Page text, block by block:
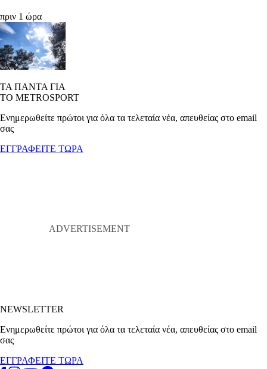
πριν 1 ώρα
ΤΑ ΠΑΝΤΑ ΓΙΑ
ΤΟ METROSPORT
Ενημερωθείτε πρώτοι για όλα τα τελεταία νέα, απευθείας στο email
σας
ΕΓΓΡΑΦΕΙΤΕ ΤΩΡΑ
NEWSLETTER
Ενημερωθείτε πρώτοι για όλα τα τελεταία νέα, απευθείας στο email
σας
ΕΓΓΡΑΦΕΙΤΕ ΤΩΡΑ